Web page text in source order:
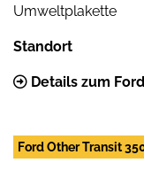
Umweltplakette
Standort
Details zum
Ford Other Transit